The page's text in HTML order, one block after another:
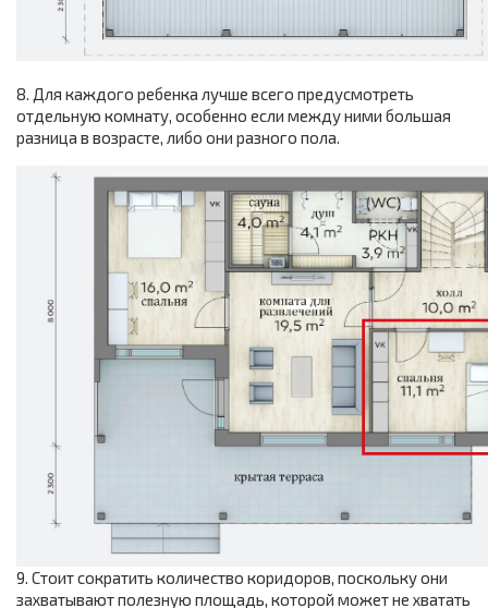
8. Для каждого ребенка лучше всего предусмотреть
отдельную комнату, особенно если между ними большая
разница в возрасте, либо они разного пола.
9. Стоит сократить количество коридоров, поскольку они
захватывают полезную площадь, которой может не хватать